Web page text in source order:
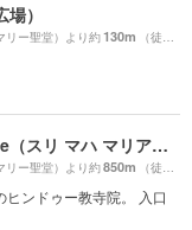
）
ー聖堂）より約130m （徒歩3分）
Sri Maha Mariamman Temple（スリ マハ マリアマン寺院）
ー聖堂）より約850m （徒歩15分）
ンドゥー教寺院。 入口